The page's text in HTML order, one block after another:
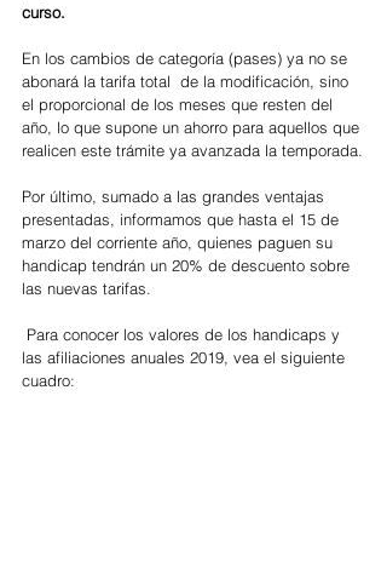
curso.
En los cambios de categoría (pases) ya no se
abonará la tarifa total  de la modificación, sino
el proporcional de los meses que resten del
año, lo que supone un ahorro para aquellos que
realicen este trámite ya avanzada la temporada.
Por último, sumado a las grandes ventajas
presentadas, informamos que hasta el 15 de
marzo del corriente año, quienes paguen su
handicap tendrán un 20% de descuento sobre
las nuevas tarifas.
las afiliaciones anuales 2019, vea el siguiente
cuadro: